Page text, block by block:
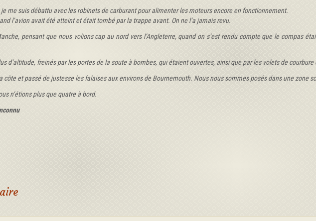
me suis débattu avec les robinets de carburant pour alimenter les moteurs encore en fonctionnement.
l’avion avait été atteint et était tombé par la trappe avant. On ne l’a jamais revu.
pensant que nous volions cap au nord vers l’Angleterre, quand on s’est rendu compte que le compas
d’altitude, freinés par les portes de la soute à bombes, qui étaient ouvertes, ainsi que par les volets de
côte et passé de justesse les falaises aux environs de Bournemouth. Nous nous sommes posés dans une zone
n’étions plus que quatre à bord.